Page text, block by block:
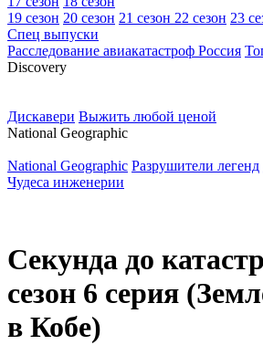
19 сезон 20 сезон 21 сезон 22 сезон 23
Спец выпуски
Расследование авиакатастроф Россия
Discovery
Дискавери Выжить любой ценой
National Geographic
National Geographic Разрушители легенд
Чудеса инженерии
Секунда до
сезон 6 серия
в Кобе)